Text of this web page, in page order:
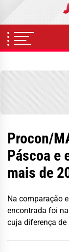
content
Procon/
Páscoa e
mais de
Na comparação
encontrada foi
cuja diferença de